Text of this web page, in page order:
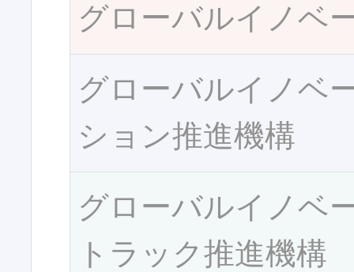
グローバルイノベ
グローバルイノベ
ション推進機構
グローバルイノベ
トラック推進機構